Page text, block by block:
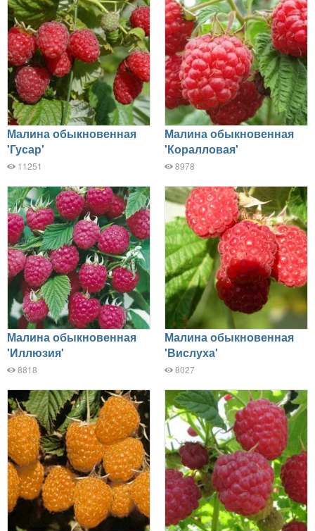
Малина обыкновенная
'Гусар'
11251
Малина обыкновенная
'Коралловая'
8978
Малина обыкновенная
'Иллюзия'
8818
Малина обыкновенная
'Вислуха'
8027